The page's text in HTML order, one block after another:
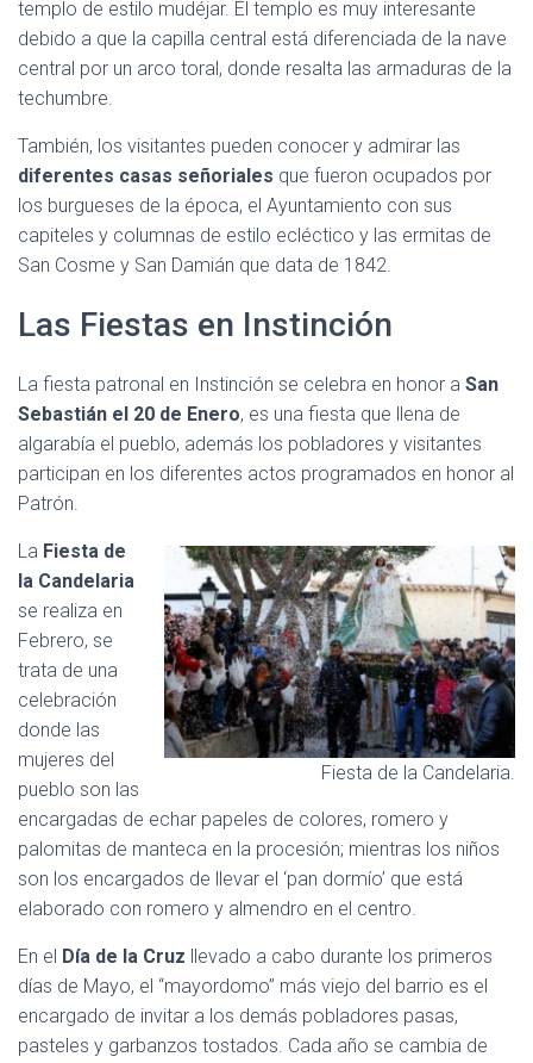
templo de estilo mudéjar. El templo es muy interesante
debido a que la capilla central está diferenciada de la nave
central por un arco toral, donde resalta las armaduras de la
techumbre.
También, los visitantes pueden conocer y admirar las
diferentes casas señoriales que fueron ocupados por
los burgueses de la época, el Ayuntamiento con sus
capiteles y columnas de estilo ecléctico y las ermitas de
San Cosme y San Damián que data de 1842.
Las Fiestas en Instinción
La fiesta patronal en Instinción se celebra en honor a San
Sebastián el 20 de Enero, es una fiesta que llena de
algarabía el pueblo, además los pobladores y visitantes
participan en los diferentes actos programados en honor al
Patrón.
Fiesta de la Candelaria.
La Fiesta de
la Candelaria
se realiza en
Febrero, se
trata de una
celebración
donde las
mujeres del
pueblo son las
encargadas de echar papeles de colores, romero y
palomitas de manteca en la procesión; mientras los niños
son los encargados de llevar el ‘pan dormío’ que está
elaborado con romero y almendro en el centro.
En el Día de la Cruz llevado a cabo durante los primeros
días de Mayo, el “mayordomo” más viejo del barrio es el
encargado de invitar a los demás pobladores pasas,
pasteles y garbanzos tostados. Cada año se cambia de